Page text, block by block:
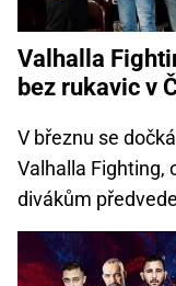
Valhalla
bez rukavic v
V březnu se
Valhalla Fighting,
divákům